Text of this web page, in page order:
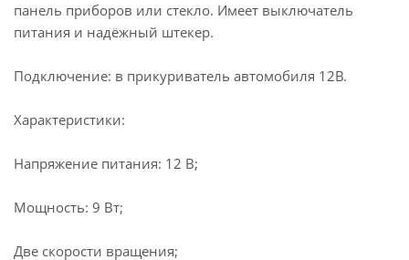
панель приборов или стекло. Имеет выключатель
питания и надёжный штекер.
Подключение: в прикуриватель автомобиля 12В.
Характеристики:
Напряжение питания: 12 В;
Мощность: 9 Вт;
Две скорости вращения;